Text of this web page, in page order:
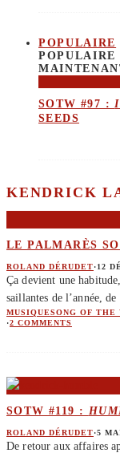
POPULAIRE
POPULAIRE
SOTW #97 :
SEEDS
KENDRICK
LE PALMARÈS
ROLAND DÉRUDET·12
Ça devient une
saillantes de l’année,
MUSIQUESONG OF THE
·2 COMMENTS
SOTW #119 :
ROLAND DÉRUDET·5
De retour aux affaires